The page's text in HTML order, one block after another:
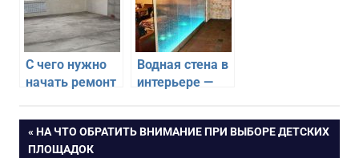
решение
С чего нужно
начать ремонт
Водная стена в
интерьере —
нестандартное
решение
Навигация
ПРЕДЫДУЩАЯ
ЗАПИСЬ:
НА ЧТО ОБРАТИТЬ ВНИМАНИЕ ПРИ ВЫБОРЕ ДЕТСКИХ
ПЛОЩАДОК